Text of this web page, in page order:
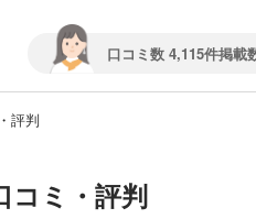
口コミ数 4,115件掲載
評判
コミ・評判